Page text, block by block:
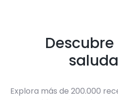
Explora más de 200.000